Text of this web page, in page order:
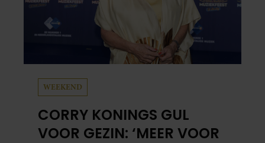
WEEKEND
CORRY KONINGS GUL
VOOR GEZIN: ‘MEER VOOR